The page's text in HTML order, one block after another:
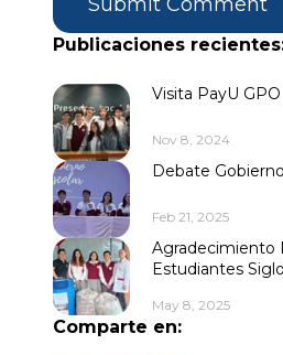
Publicaciones
Visita PayU GPO
Nov 8, 2024
Debate
Feb 21, 2025
Agradecimiento
Estudiantes
May 8, 2025
Comparte en: